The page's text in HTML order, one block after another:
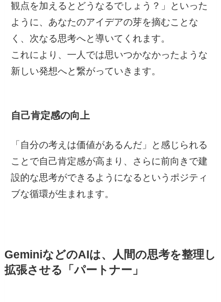
観点を加えるとどうなるでしょう？」といった
ように、あなたのアイデアの芽を摘むことな
く、次なる思考へと導いてくれます。
これにより、一人では思いつかなかったような
新しい発想へと繋がっていきます。
自己肯定感の向上
「自分の考えは価値があるんだ」と感じられる
ことで自己肯定感が高まり、さらに前向きで建
設的な思考ができるようになるというポジティ
ブな循環が生まれます。
GeminiなどのAIは、人間の思考を整理し
拡張させる「パートナー」